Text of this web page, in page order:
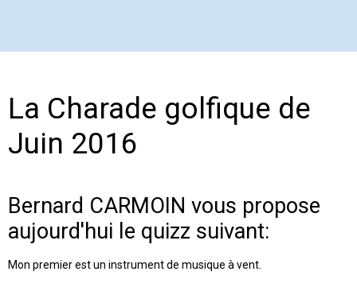
La Charade golfique de
Juin 2016
Bernard CARMOIN vous propose
aujourd'hui le quizz suivant:
Mon premier est un instrument de musique à vent.